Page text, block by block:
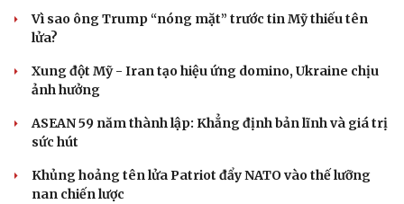
Vì sao ông Trump “nóng mặt” trước tin Mỹ thiếu tên
lửa?
Xung đột Mỹ - Iran tạo hiệu ứng domino, Ukraine chịu
ảnh hưởng
ASEAN 59 năm thành lập: Khẳng định bản lĩnh và giá trị
sức hút
Khủng hoảng tên lửa Patriot đẩy NATO vào thế lưỡng
nan chiến lược